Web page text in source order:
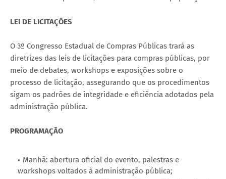
LEI DE LICITAÇÕES
O 3º Congresso Estadual de Compras Públicas trará as
diretrizes das leis de licitações para compras públicas, por
meio de debates, workshops e exposições sobre o
processo de licitação, assegurando que os procedimentos
sigam os padrões de integridade e eficiência adotados pela
administração pública.
PROGRAMAÇÃO
Manhã: abertura oficial do evento, palestras e
workshops voltados à administração pública;